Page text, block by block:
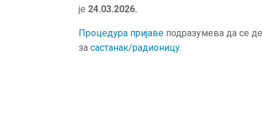
је 24.03.2026.
Процедура пријаве подразумева да се
засастанак/радионицу.